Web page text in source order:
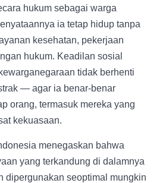
hukum sebagai warga
ia tetap hidup tanpa
kesehatan, pekerjaan
hukum. Keadilan sosial
tidak berhenti
— agar ia benar-benar
orang, termasuk mereka yang
kekuasaan.
menegaskan bahwa
yang terkandung di dalamnya
dipergunakan seoptimal mungkin